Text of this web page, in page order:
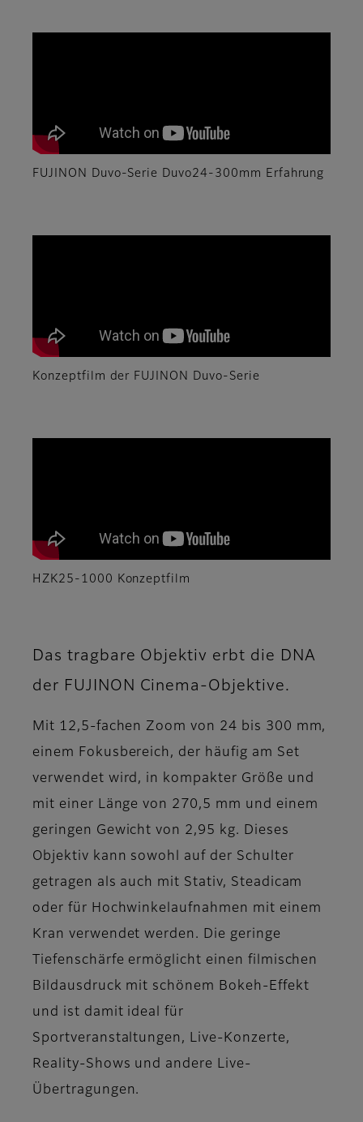
FUJINON Duvo-Serie Duvo24-300mm Erfahrung
Konzeptfilm der FUJINON Duvo-Serie
HZK25-1000 Konzeptfilm
Das tragbare Objektiv erbt die DNA
der FUJINON Cinema-Objektive.
Mit 12,5-fachen Zoom von 24 bis 300 mm,
einem Fokusbereich, der häufig am Set
verwendet wird, in kompakter Größe und
mit einer Länge von 270,5 mm und einem
geringen Gewicht von 2,95 kg. Dieses
Objektiv kann sowohl auf der Schulter
getragen als auch mit Stativ, Steadicam
oder für Hochwinkelaufnahmen mit einem
Kran verwendet werden. Die geringe
Tiefenschärfe ermöglicht einen filmischen
Bildausdruck mit schönem Bokeh-Effekt
und ist damit ideal für
Sportveranstaltungen, Live-Konzerte,
Reality-Shows und andere Live-
Übertragungen.